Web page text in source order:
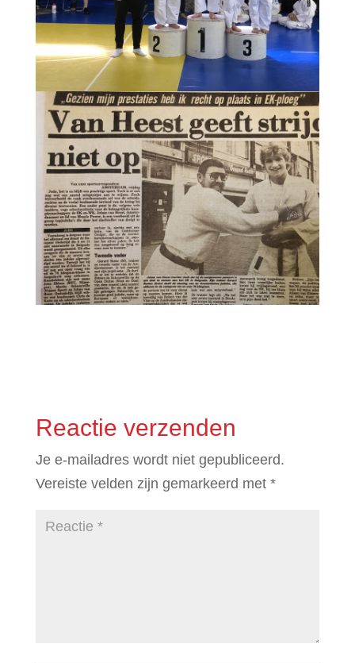
Reactie verzenden
Je e-mailadres wordt niet gepubliceerd.
Vereiste velden zijn gemarkeerd met *